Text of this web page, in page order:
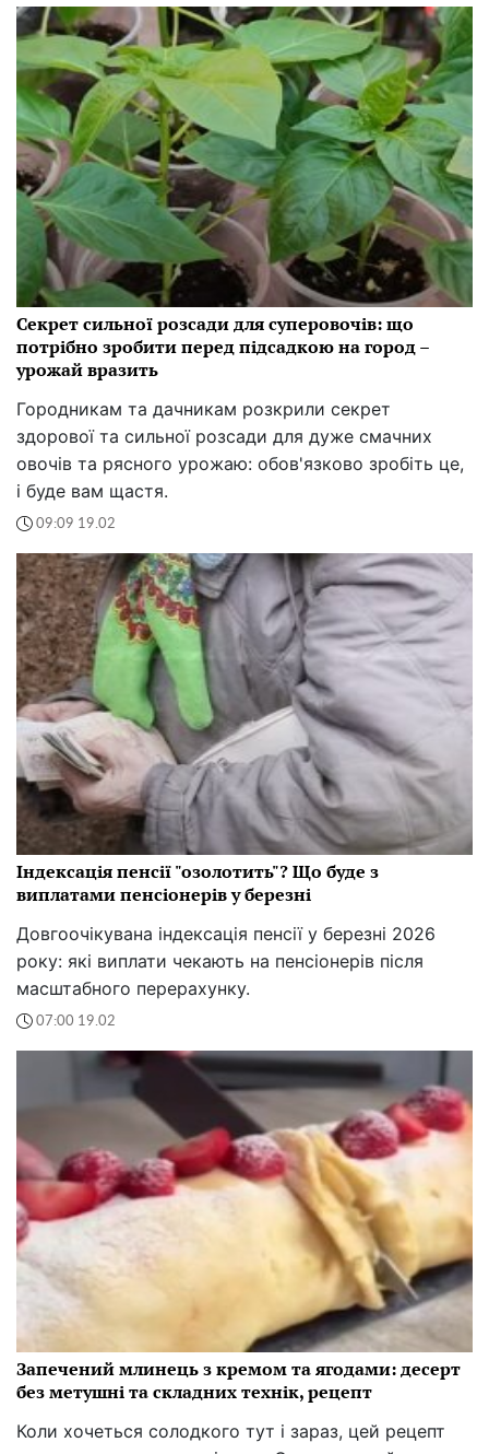
Секрет сильної розсади для суперовочів: що
потрібно зробити перед підсадкою на город –
урожай вразить
Городникам та дачникам розкрили секрет
здорової та сильної розсади для дуже смачних
овочів та рясного урожаю: обов'язково зробіть це,
і буде вам щастя.
09:09 19.02
Індексація пенсії "озолотить"? Що буде з
виплатами пенсіонерів у березні
Довгоочікувана індексація пенсії у березні 2026
року: які виплати чекають на пенсіонерів після
масштабного перерахунку.
07:00 19.02
Запечений млинець з кремом та ягодами: десерт
без метушні та складних технік, рецепт
Коли хочеться солодкого тут і зараз, цей рецепт